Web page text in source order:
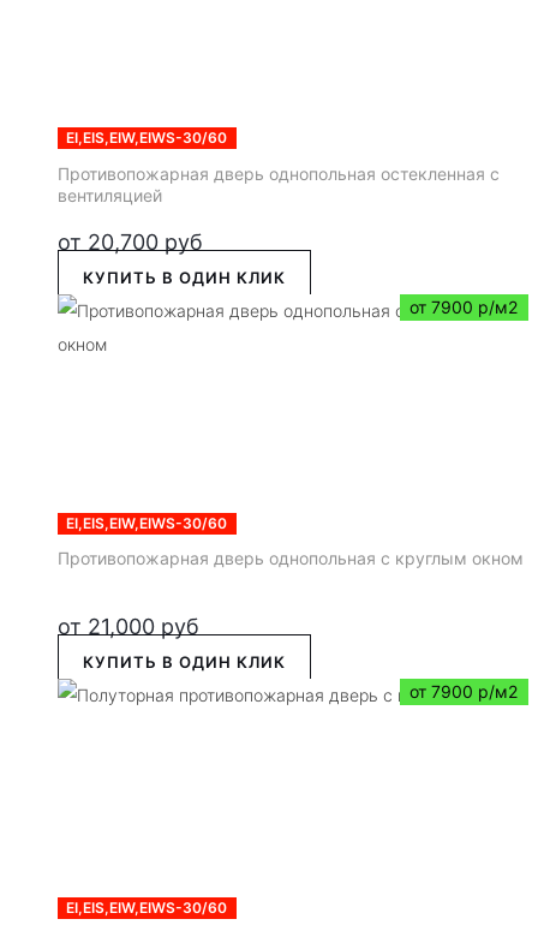
EI,EIS,EIW,EIWS-30/60
Противопожарная дверь однопольная остекленная с
вентиляцией
от 20,700 руб
КУПИТЬ В ОДИН КЛИК
от 7900 р/м2
EI,EIS,EIW,EIWS-30/60
Противопожарная дверь однопольная с круглым окном
от 21,000 руб
КУПИТЬ В ОДИН КЛИК
от 7900 р/м2
EI,EIS,EIW,EIWS-30/60